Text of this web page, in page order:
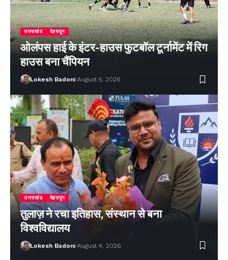
उत्तराखंड देहरादून
ओलंपस हाई के इंटर-हाउस फुटबॉल टूर्नामेंट में रिग
हाउस बना चैंपियन
Lokesh Badoni August 5, 2026
उत्तराखंड देहरादून
तुलाज़ ने रचा इतिहास, संस्थान से बना
विश्वविद्यालय
Lokesh Badoni August 4, 2026